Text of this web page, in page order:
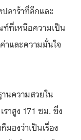
ปลาร้าที่ลึกและ
ฑ์ที่เหนือความเป็น
าและความมั่นใจ
นความสวยใน
ราสูง 171 ซม. ซึ่ง
องว่าเป็นเรื่อง